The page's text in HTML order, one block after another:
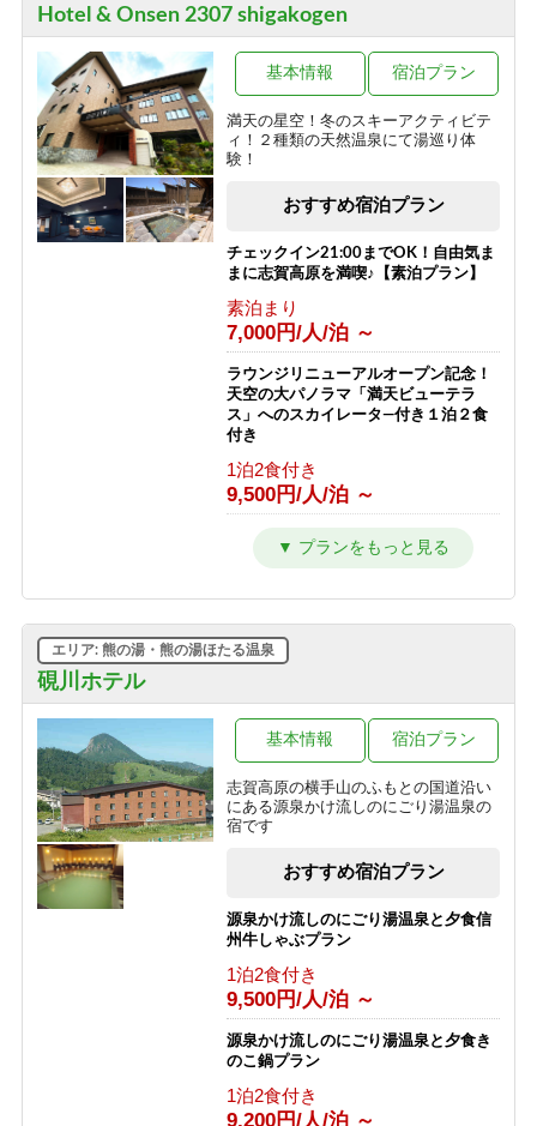
フト券無料♪
8,166円/人/泊 ～
【西館】【朝食付】バリューレート /
焼額山スキー場が目の前！小学生まで
リフト券無料♪
11,466円/人/泊 ～
【西館】【夕朝食付】バリューレート/
焼額山スキー場が目の前！小学生まで
1泊2食付き
17,866円/人/泊 ～
【西館】【室料】連泊プラン / 焼額山
スキー場が目の前！小学生までリフト
券無料♪
素泊まり
7,145円/人/泊 ～
【西館】【朝食付】連泊プラン / 焼額
山スキー場が目の前！小学生までリフ
10,445円/人/泊 ～
フト券無料♪
1泊2食付き
16,845円/人/泊 ～
【夕食付】早朝に出発される方はこち
ら！北アルプスを望む露天風呂付き♪
夕食のみ・朝食無しプラン！
夕食のみ
9,050円/人/泊 ～
【朝食付】ご到着が遅いご予約にもお
すすめ！北アルプスを望む露天風呂付
8,050円/人/泊 ～
給湯、その他サービスなしの割り切り
プラン◎
素泊まり
4,000円/人/泊 ～
【2食付・連泊プラン】5泊以上のご宿
む露天風呂付温泉宿
1泊2食付き
10,000円/人/泊 ～
Hotel & Onsen 2307 shigakogen
満天の星空！冬のスキーアクティビテ
ィ！２種類の天然温泉にて湯巡り体
験！
基本情報 宿泊プラン
おすすめ宿泊プラン
チェックイン21:00までOK！自由気ま
まに志賀高原を満喫♪【素泊プラン】
素泊まり
7,000円/人/泊 ～
ラウンジリニューアルオープン記念！
天空の大パノラマ「満天ビューテラ
ス」へのスカイレータ―付き１泊２食
付き
1泊2食付き
9,500円/人/泊 ～
カラオケ＆BARオープン記念！ Bar
での１ドリンク付き１泊２食プラン
家族でわいわい和洋室確約！1泊２
1泊2食付き
16,400円/人/泊 ～
予約即お支払い！キャンセル不可だか
ら超お得！1泊2食付き フリープラン
9,500円/人/泊 ～
硯川ホテル
エリア: 熊の湯・熊の湯ほたる温泉
志賀高原の横手山のふもとの国道沿い
にある源泉かけ流しのにごり湯温泉の
宿です
基本情報 宿泊プラン
おすすめ宿泊プラン
源泉かけ流しのにごり湯温泉と夕食信
州牛しゃぶプラン
1泊2食付き
9,500円/人/泊 ～
源泉かけ流しのにごり湯温泉と夕食き
のこ鍋プラン
1泊2食付き
9,200円/人/泊 ～